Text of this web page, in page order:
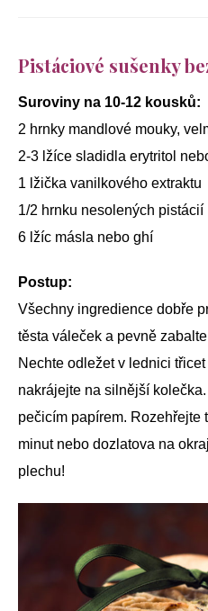
Pistáciové sušenky
Suroviny na 10-12 kousků:
2 hrnky mandlové mouky,
2-3 lžíce sladidla erytritol
1 lžička vanilkového extraktu
1/2 hrnku nesolených pistácií
6 lžíc másla nebo ghí
Postup:
Všechny ingredience dobře
těsta váleček a pevně
Nechte odležet v lednici
nakrájejte na silnější
pečicím papírem. Rozehřejte
minut nebo dozlatova na
plechu!